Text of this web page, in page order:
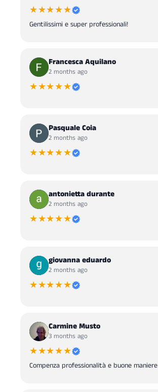
★★★★★
Gentilissimi e super professionali!
Francesca Aquilano
2 months ago
★★★★★
Pasquale Coia
2 months ago
★★★★★
antonietta durante
2 months ago
★★★★★
giovanna eduardo
2 months ago
★★★★★
Carmine Musto
3 months ago
★★★★★
Compenza professionalità e buone maniere